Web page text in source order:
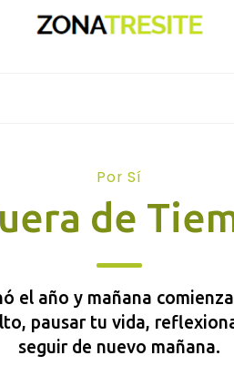
Por Sí
de
el año y mañana
pausar tu vida,
seguir de nuevo mañana.